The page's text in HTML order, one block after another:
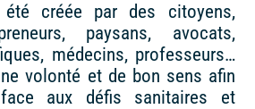
été créée par des citoyens,
paysans, avocats,
médecins, professeurs…
volonté et de bon sens afin
aux défis sanitaires et